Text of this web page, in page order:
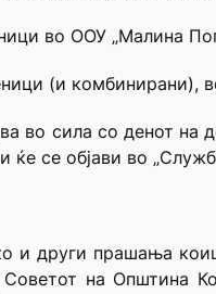
во ООУ „Малина
(и комбинирани),
во сила со денот
се објави во
и други прашања
на Општина